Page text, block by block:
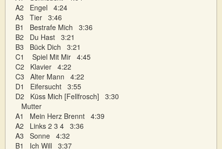
A2 Engel 4:24
A3 Tier 3:46
B1 Bestrafe Mich 3:36
B2 Du Hast 3:21
B3 Bück Dich 3:21
C1 Spiel Mit Mir 4:45
C2 Klavier 4:22
C3 Alter Mann 4:22
D1 Eifersucht 3:55
D2 Küss Mich [Fellfrosch] 3:30
Mutter
A1 Mein Herz Brennt 4:39
A2 Links 2 3 4 3:36
A3 Sonne 4:32
B1 Ich Will 3:37